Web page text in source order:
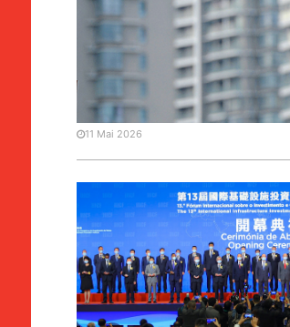
POLÍTICA
Lusofonia |
estruturas
11 Mai 2026